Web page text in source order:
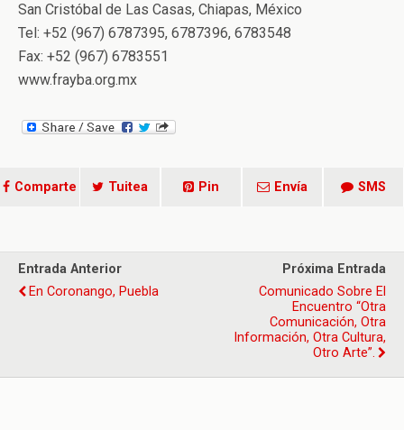
San Cristóbal de Las Casas, Chiapas, México
Tel: +52 (967) 6787395, 6787396, 6783548
Fax: +52 (967) 6783551
www.frayba.org.mx
Comparte Tuitea Pin Envía SMS
Entrada Anterior
En Coronango, Puebla
Próxima Entrada
Comunicado Sobre El
Encuentro “Otra
Comunicación, Otra
Información, Otra Cultura,
Otro Arte”.